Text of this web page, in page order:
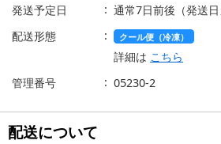
発送予定日
通常7日前後（発送日
配送形態
クール便（冷凍）
詳細は こちら
管理番号
05230-2
配送について